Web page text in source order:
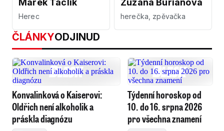
Marek Taclík
Herec
Zuzana Burianová
herečka, zpěvačka
ČLÁNKYODJINUD
Konvalinková o Kaiserovi:
Oldřich není alkoholik a
práskla diagnózu
Týdenní horoskop od
10. do 16. srpna 2026
pro všechna znamení